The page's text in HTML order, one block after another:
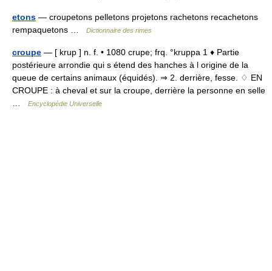
etons — croupetons pelletons projetons rachetons recachetons
rempaquetons …
Dictionnaire des rimes
croupe — [ krup ] n. f. • 1080 crupe; frq. °kruppa 1 ♦ Partie
postérieure arrondie qui s étend des hanches à l origine de la
queue de certains animaux (équidés). ⇒ 2. derrière, fesse. ♢ EN
CROUPE : à cheval et sur la croupe, derrière la personne en selle
Encyclopédie Universelle